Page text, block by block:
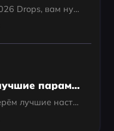
Чтобы получить PUBG PNC 2026 Drops, вам нужно привязать свой KRAFTON ID к аккаунту Twitch или Kick и смотреть официальные прямые трансляции в дни проведения события (23–28 июня 2026 года). В награды входят эксклюзивные скины, таблички с именем и...
Настройка прицела и лучшие параметры в Delta Force
В этом руководстве мы разберём лучшие настройки автонаведения, способы кастомизации прицела в Delta Force и наиболее эффективные параметры для максимальной производительности.